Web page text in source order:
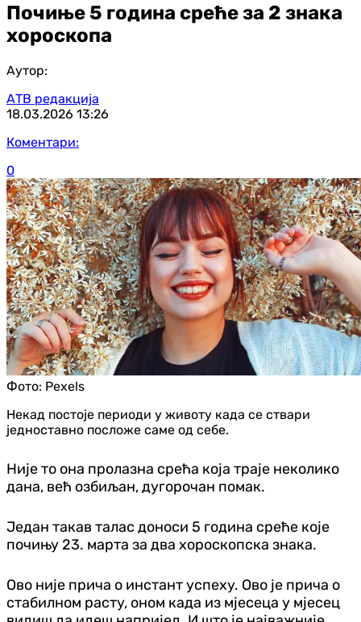
Почиње 5 година среће за 2 знака
хороскопа
Аутор:
АТВ редакција
18.03.2026 13:26
Коментари:
0
Фото: Pexels
Некад постоје периоди у животу када се ствари
једноставно посложе саме од себе.
Није то она пролазна срећа која траје неколико
дана, већ озбиљан, дугорочан помак.
Један такав талас доноси 5 година среће које
почињу 23. марта за два хороскопска знака.
Ово није прича о инстант успеху. Ово је прича о
стабилном расту, оном када из мјесеца у мјесец